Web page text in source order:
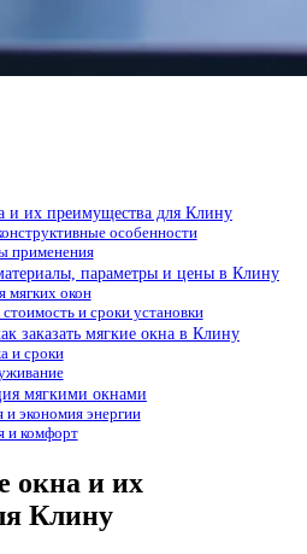
и их преимущества для Клину
особенности
применения
параметры и цены в Клину
мягких окон
и сроки установки
заказать мягкие окна в Клину
и сроки
мягкими окнами
и экономия энергии
и комфорт
окна и их
Клину